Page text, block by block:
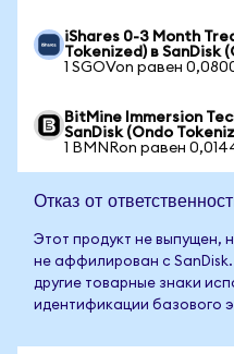
iShares 0-3 Month
Tokenized) в SanDisk
1 SGOVon равен
BitMine Immersion
SanDisk (Ondo
1 BMNRon равен
Отказ от
Этот продукт не выпущен,
не аффилирован с
другие товарные знаки
идентификации базового